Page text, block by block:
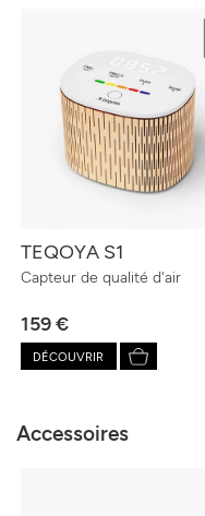
TEQOYA S1
Capteur de qualité d'air
159 €
DÉCOUVRIR
Accessoires